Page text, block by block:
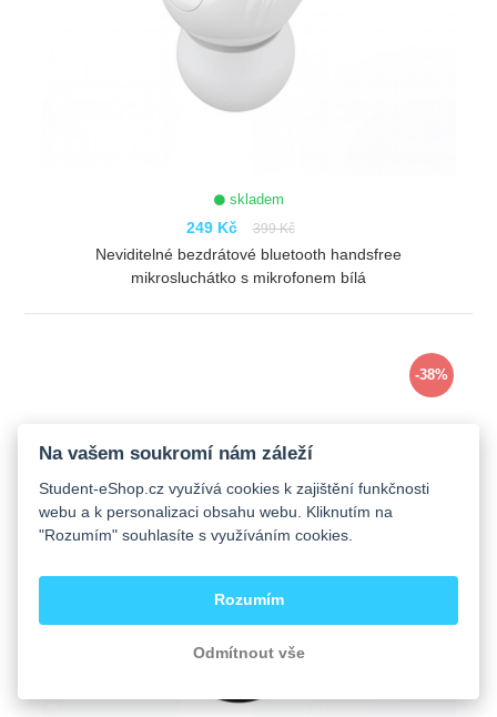
skladem
249 Kč 399 Kč
Neviditelné bezdrátové bluetooth handsfree
mikrosluchátko s mikrofonem bílá
-38%
Na vašem soukromí nám záleží
Student-eShop.cz využívá cookies k zajištění funkčnosti
webu a k personalizaci obsahu webu. Kliknutím na
"Rozumím" souhlasíte s využíváním cookies.
Rozumím
Odmítnout vše